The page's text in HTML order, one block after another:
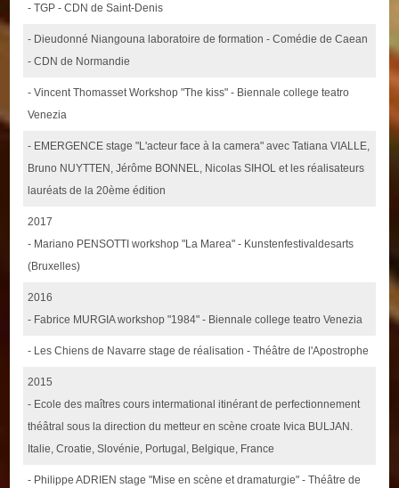
- TGP - CDN de Saint-Denis
- Dieudonné Niangouna laboratoire de formation - Comédie de Caean
- CDN de Normandie
- Vincent Thomasset Workshop "The kiss" - Biennale college teatro
Venezia
- EMERGENCE stage "L'acteur face à la camera" avec Tatiana VIALLE,
Bruno NUYTTEN, Jérôme BONNEL, Nicolas SIHOL et les réalisateurs
lauréats de la 20ème édition
2017
- Mariano PENSOTTI workshop "La Marea" - Kunstenfestivaldesarts
(Bruxelles)
2016
- Fabrice MURGIA workshop "1984" - Biennale college teatro Venezia
- Les Chiens de Navarre stage de réalisation - Théâtre de l'Apostrophe
2015
- Ecole des maîtres cours intermational itinérant de perfectionnement
théâtral sous la direction du metteur en scène croate Ivica BULJAN.
Italie, Croatie, Slovénie, Portugal, Belgique, France
- Philippe ADRIEN stage "Mise en scène et dramaturgie" - Théâtre de